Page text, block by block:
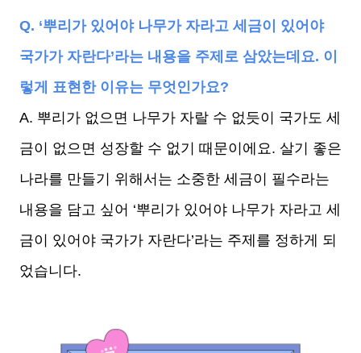
Q. ‘뿌리가 있어야 나무가 자라고 세금이 있어야
국가가 자란다’라는 내용을 주제로 삼았는데요. 이
렇게 표현한 이유는 무엇인가요?
A. 뿌리가 없으면 나무가 자랄 수 없듯이 국가도 세
금이 없으면 성장할 수 없기 때문이에요. 살기 좋은
나라를 만들기 위해서는 소중한 세금이 필수라는
내용을 담고 싶어 ‘뿌리가 있어야 나무가 자라고 세
금이 있어야 국가가 자란다’라는 주제를 정하게 되
었습니다.